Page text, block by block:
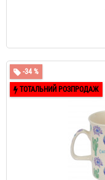
-34 %
ТОТАЛЬНИЙ РОЗПРОДАЖ